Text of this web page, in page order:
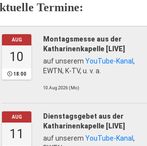
Termine:
AUG
10
18:00
Montagsmesse aus der
Katharinenkapelle [LIVE]
auf unserem YouTube-Kanal ,
EWTN, K-TV, u. v. a.
10.Aug.2026 (Mo)
AUG
11
Dienstagsgebet aus der
Katharinenkapelle [LIVE]
auf unserem YouTube-Kanal ,